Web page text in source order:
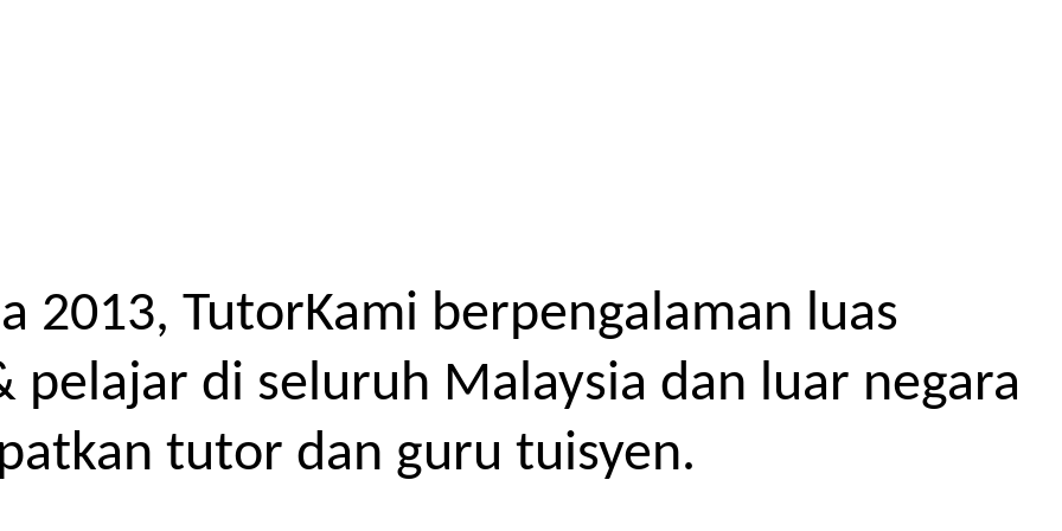
2013, TutorKami berpengalaman luas
di seluruh Malaysia dan luar negara
tutor dan guru tuisyen.